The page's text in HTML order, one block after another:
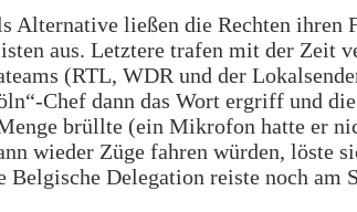
Alternative ließen die Rechten ihren
aus. Letztere trafen mit der Zeit
(RTL, WDR und der
Chef dann das Wort ergriff und
brüllte (ein Mikrofon hatte er
wieder Züge fahren würden, löste
Belgische Delegation reiste noch am